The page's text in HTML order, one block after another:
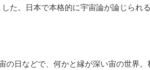
た。日本で本格的に宇宙論が論じられ
の日などで、何かと縁が深い宙の世界